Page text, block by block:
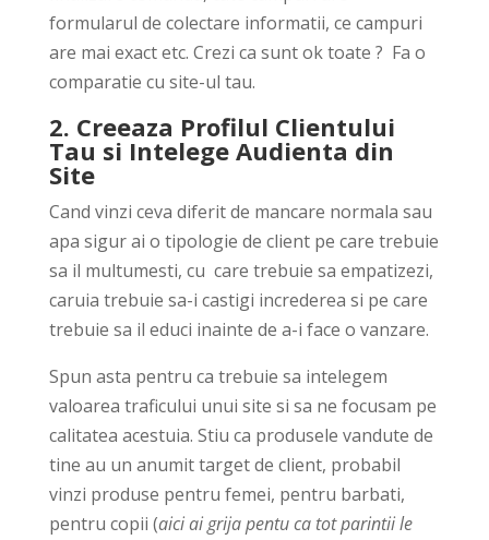
formularul de colectare informatii, ce campuri
are mai exact etc. Crezi ca sunt ok toate ? Fa o
comparatie cu site-ul tau.
2. Creeaza Profilul Clientului
Tau si Intelege Audienta din
Site
Cand vinzi ceva diferit de mancare normala sau
apa sigur ai o tipologie de client pe care trebuie
sa il multumesti, cu care trebuie sa empatizezi,
caruia trebuie sa-i castigi increderea si pe care
trebuie sa il educi inainte de a-i face o vanzare.
Spun asta pentru ca trebuie sa intelegem
valoarea traficului unui site si sa ne focusam pe
calitatea acestuia. Stiu ca produsele vandute de
tine au un anumit target de client, probabil
vinzi produse pentru femei, pentru barbati,
pentru copii (aici ai grija pentu ca tot parintii le